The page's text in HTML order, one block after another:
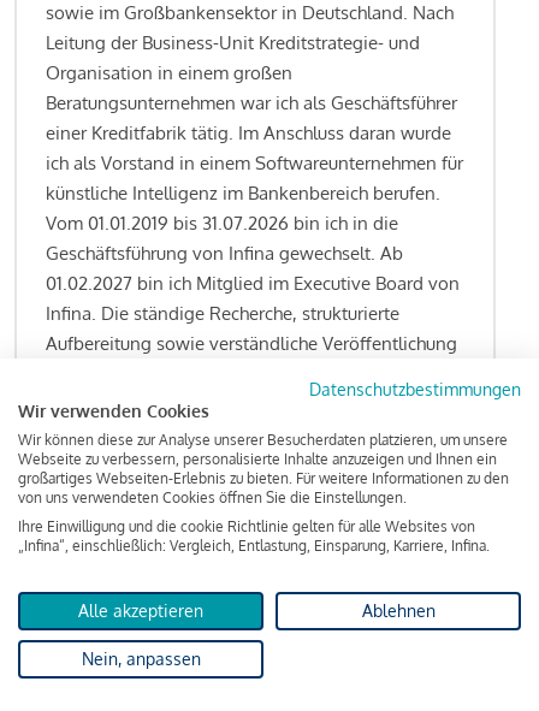
sowie im Großbankensektor in Deutschland. Nach
Leitung der Business-Unit Kreditstrategie- und
Organisation in einem großen
Beratungsunternehmen war ich als Geschäftsführer
einer Kreditfabrik tätig. Im Anschluss daran wurde
ich als Vorstand in einem Softwareunternehmen für
künstliche Intelligenz im Bankenbereich berufen.
Vom 01.01.2019 bis 31.07.2026 bin ich in die
Geschäftsführung von Infina gewechselt. Ab
01.02.2027 bin ich Mitglied im Executive Board von
Infina. Die ständige Recherche, strukturierte
Aufbereitung sowie verständliche Veröffentlichung
Kreditgeschäft gehören zu den wesentlichen
Schwerpunktsetzungen meiner Funktion.
Lesen Sie meine Finanzierungs-Tipps
KreditindexDas Wohnkredit Barometer
Datenschutzbestimmungen
Wir verwenden Cookies
Wir können diese zur Analyse unserer Besucherdaten platzieren, um unsere
Webseite zu verbessern, personalisierte Inhalte anzuzeigen und Ihnen ein
großartiges Webseiten-Erlebnis zu bieten. Für weitere Informationen zu den
von uns verwendeten Cookies öffnen Sie die Einstellungen.
Ihre Einwilligung und die cookie Richtlinie gelten für alle Websites von
„Infina“, einschließlich: Vergleich, Entlastung, Einsparung, Karriere, Infina.
Alle akzeptieren Ablehnen
Nein, anpassen